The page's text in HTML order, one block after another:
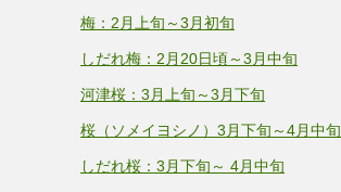
梅：2月上旬～3月初旬
しだれ梅：2月20日頃～3月中旬
河津桜：3月上旬～3月下旬
桜（ソメイヨシノ）3月下旬～4月中旬
しだれ桜：3月下旬～ 4月中旬